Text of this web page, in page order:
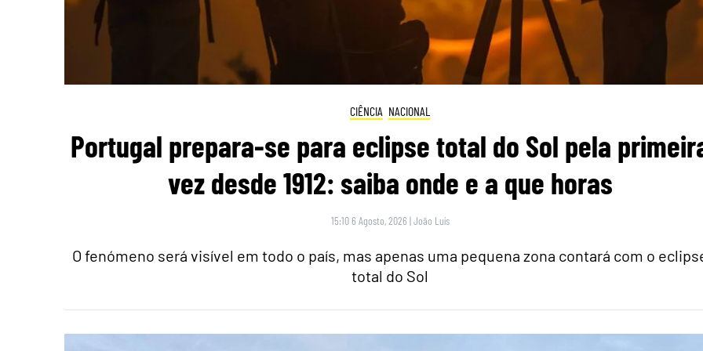
CIÊNCIA NACIONAL
Portugal prepara-se para eclipse total do Sol pela
vez desde 1912: saiba onde e a que horas
15:10 6 Agosto, 2026 |João Luís
O fenómeno será visível em todo o país, mas apenas uma pequena zona contará com o
total do Sol